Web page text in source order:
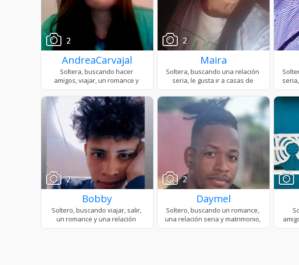
2
AndreaCarvajal
2
Maira
2
Bobby
2
Daymel